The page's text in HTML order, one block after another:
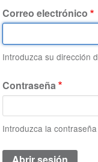
Correo electrónico
Introduzca su dirección
Contraseña
Introduzca la